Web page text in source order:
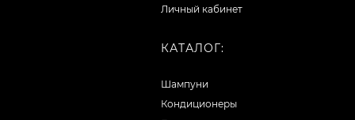
Личный кабинет
КАТАЛОГ:
Шампуни
Кондиционеры